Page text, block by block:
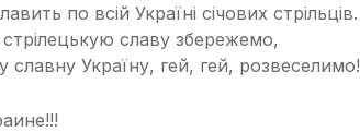
по всій Україні січових стрільців.
славу збережемо,
Україну, гей, гей, розвеселимо!
!!!